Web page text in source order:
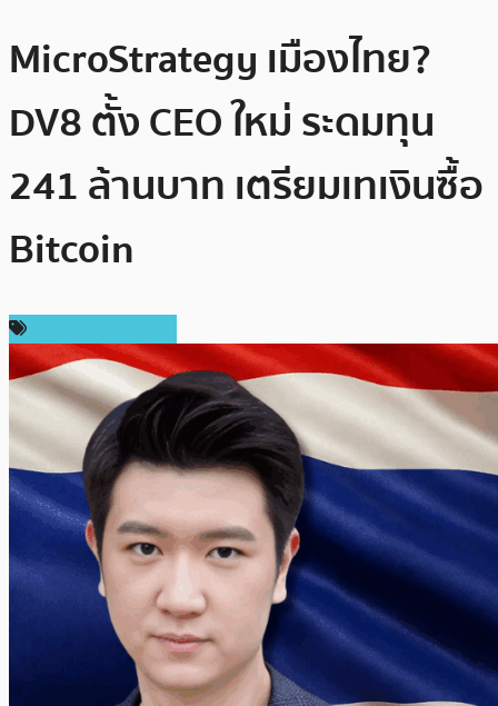
MicroStrategy เมืองไทย?
DV8 ตั้ง CEO ใหม่ ระดมทุน
241 ล้านบาท เตรียมเทเงินซื้อ
Bitcoin